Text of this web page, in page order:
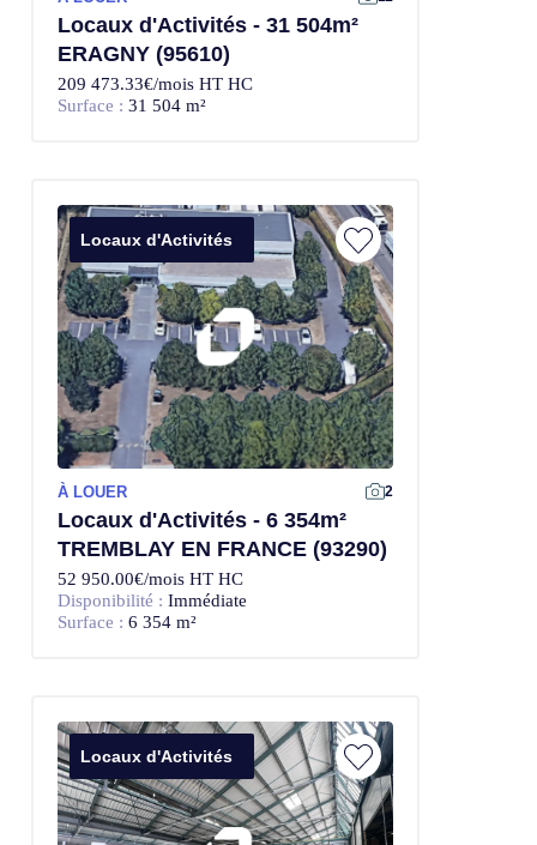
Locaux d'Activités - 31 504m²
ERAGNY (95610)
209 473.33€/mois HT HC
Surface : 31 504 m²
Locaux d'Activités
À LOUER 2
Locaux d'Activités - 6 354m²
TREMBLAY EN FRANCE (93290)
52 950.00€/mois HT HC
Disponibilité : Immédiate
Surface : 6 354 m²
Locaux d'Activités